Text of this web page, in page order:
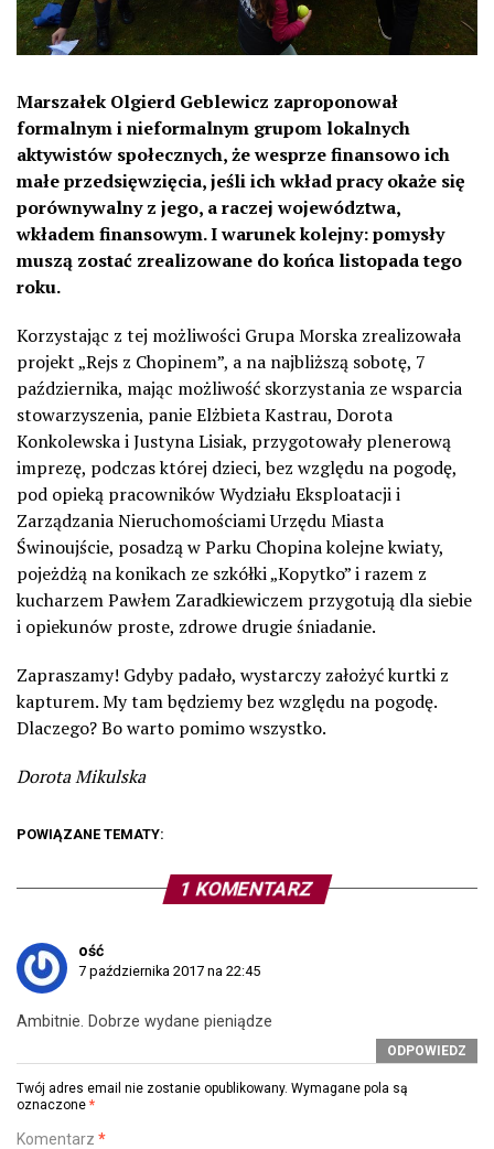
Marszałek Olgierd Geblewicz zaproponował
formalnym i nieformalnym grupom lokalnych
aktywistów społecznych, że wesprze finansowo ich
małe przedsięwzięcia, jeśli ich wkład pracy okaże się
porównywalny z jego, a raczej województwa,
wkładem finansowym. I warunek kolejny: pomysły
muszą zostać zrealizowane do końca listopada tego
roku.
Korzystając z tej możliwości Grupa Morska zrealizowała
projekt „Rejs z Chopinem”, a na najbliższą sobotę, 7
października, mając możliwość skorzystania ze wsparcia
stowarzyszenia, panie Elżbieta Kastrau, Dorota
Konkolewska i Justyna Lisiak, przygotowały plenerową
imprezę, podczas której dzieci, bez względu na pogodę,
pod opieką pracowników Wydziału Eksploatacji i
Zarządzania Nieruchomościami Urzędu Miasta
Świnoujście, posadzą w Parku Chopina kolejne kwiaty,
pojeżdżą na konikach ze szkółki „Kopytko” i razem z
kucharzem Pawłem Zaradkiewiczem przygotują dla siebie
i opiekunów proste, zdrowe drugie śniadanie.
Zapraszamy! Gdyby padało, wystarczy założyć kurtki z
kapturem. My tam będziemy bez względu na pogodę.
Dlaczego? Bo warto pomimo wszystko.
Dorota Mikulska
POWIĄZANE TEMATY:
1 KOMENTARZ
ość
7 października 2017 na 22:45
Ambitnie. Dobrze wydane pieniądze
ODPOWIEDZ
Twój adres email nie zostanie opublikowany. Wymagane pola są
oznaczone *
Komentarz *